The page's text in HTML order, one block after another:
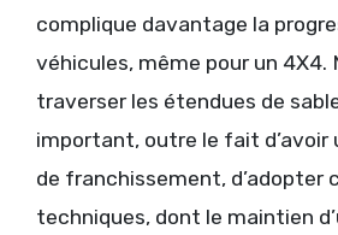
complique davantage la
véhicules, même pour un 4X4.
traverser les étendues de
important, outre le fait d’avoir
de franchissement, d’adopter
techniques, dont le maintien